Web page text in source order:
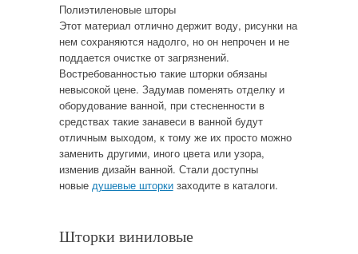
Полиэтиленовые шторы
Этот материал отлично держит воду, рисунки на
нем сохраняются надолго, но он непрочен и не
поддается очистке от загрязнений.
Востребованностью такие шторки обязаны
невысокой цене. Задумав поменять отделку и
оборудование ванной, при стесненности в
средствах такие занавеси в ванной будут
отличным выходом, к тому же их просто можно
заменить другими, иного цвета или узора,
изменив дизайн ванной. Стали доступны
новые душевые шторкизаходите в каталоги.
Шторки виниловые